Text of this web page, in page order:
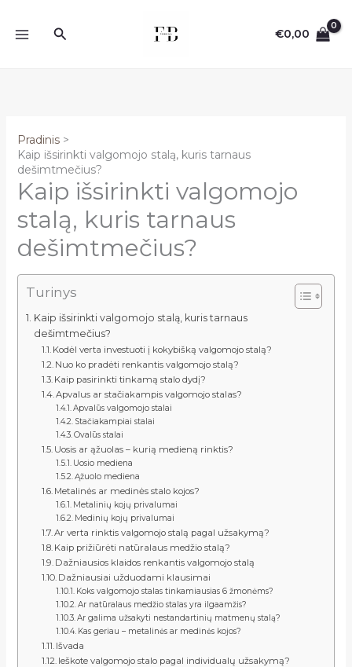
turinio
Paieška €0,00
Pradinis
Kaip išsirinkti valgomojo stalą, kuris tarnaus
dešimtmečius?
Kaip išsirinkti valgomojo
stalą, kuris tarnaus
dešimtmečius?
Turinys
Kaip išsirinkti valgomojo stalą, kuris tarnaus
dešimtmečius?
Kodėl verta investuoti į kokybišką valgomojo stalą?
Nuo ko pradėti renkantis valgomojo stalą?
Kaip pasirinkti tinkamą stalo dydį?
Apvalus ar stačiakampis valgomojo stalas?
Apvalūs valgomojo stalai
Stačiakampiai stalai
Ovalūs stalai
Uosis ar ąžuolas – kurią medieną rinktis?
Uosio mediena
Ąžuolo mediena
Metalinės ar medinės stalo kojos?
Metalinių kojų privalumai
Medinių kojų privalumai
Ar verta rinktis valgomojo stalą pagal užsakymą?
Kaip prižiūrėti natūralaus medžio stalą?
Dažniausios klaidos renkantis valgomojo stalą
Dažniausiai užduodami klausimai
Koks valgomojo stalas tinkamiausias 6 žmonėms?
Ar natūralaus medžio stalas yra ilgaamžis?
Ar galima užsakyti nestandartinių matmenų stalą?
Kas geriau – metalinės ar medinės kojos?
Išvada
Ieškote valgomojo stalo pagal individualų užsakymą?